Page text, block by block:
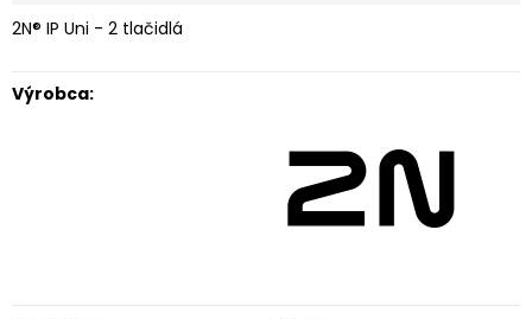
2N® IP Uni - 2 tlačidlá
Výrobca: